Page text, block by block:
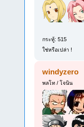
กระทู้: 515
ใช่หรือเปล่า !
windyzero
พลโท / โจนิน